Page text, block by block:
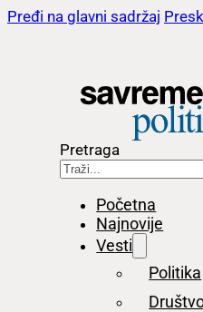
Pređi na glavni sadržaj
Pretraga
Početna
Najnovije
Vesti
Politika